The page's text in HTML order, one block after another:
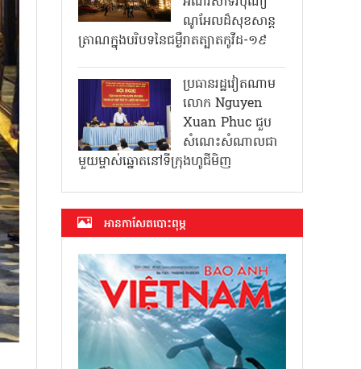
ណូអែលដ៏សុខសាន្ត
ត្រាណក្នុងបរិបទនៃជម្ងឺរាតត្បាតកូវីដ-១៩
ប្រធានរដ្ឋវៀតណាម
លោក Nguyen
Xuan Phuc ជួប
សំណេះសំណាលជា
មួយម្ចាស់ឆ្នោតនៅទីក្រុងហូជីមិញ
អាន​កាសែត​បោះពុម្ភ